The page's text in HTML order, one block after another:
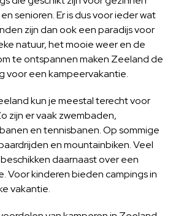
senioren. Er is dus voor ieder wat
zijn dan ook een paradijs voor
natuur, het mooie weer en de
te ontspannen maken Zeeland de
voor een kampeervakantie.
kun je meestal terecht voor
zijn er vaak zwembaden,
en tennisbanen. Op sommige
en mountainbiken. Veel
daarnaast over een
Voor kinderen bieden campings in
vakantie.